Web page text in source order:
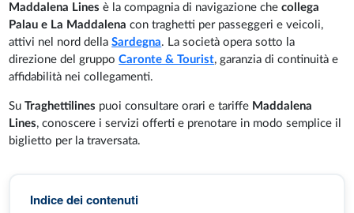
Maddalena Lines è la compagnia di navigazione checollega
Palau e La Maddalena con traghetti per passeggeri e veicoli,
attivi nel nord dellaSardegna. La società opera sotto la
direzione del gruppoCaronte & Tourist, garanzia di continuità e
affidabilità nei collegamenti.
SuTraghettilines puoi consultare orari e tariffe Maddalena
Lines, conoscere i servizi offerti e prenotare in modo semplice il
biglietto per la traversata.
Indice dei contenuti